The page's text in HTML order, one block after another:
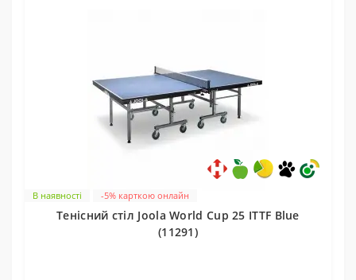
В наявності -5% карткою онлайн
Тенісний стіл Joola World Cup 25 ITTF Blue
(11291)